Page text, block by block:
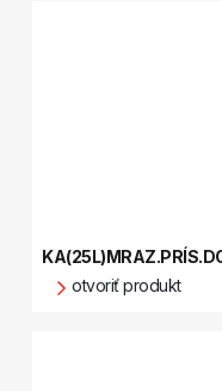
otvoriť produkt